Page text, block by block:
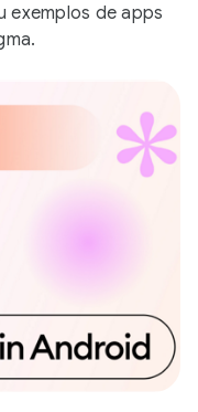
exemplos de apps